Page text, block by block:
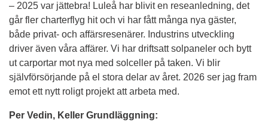
– 2025 var jättebra! Luleå har blivit en reseanledning, det
går fler charterflyg hit och vi har fått många nya gäster,
både privat- och affärsresenärer. Industrins utveckling
driver även våra affärer. Vi har driftsatt solpaneler och bytt
ut carportar mot nya med solceller på taken. Vi blir
självförsörjande på el stora delar av året. 2026 ser jag fram
emot ett nytt roligt projekt att arbeta med.
Per Vedin, Keller Grundläggning: